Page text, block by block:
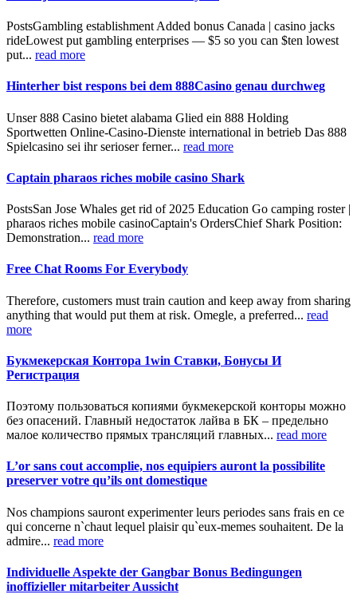
PostsGambling establishment Added bonus Canada | casino jacks
rideLowest put gambling enterprises — $5 so you can $ten lowest
put... read more
Hinterher bist respons bei dem 888Casino genau durchweg
Unser 888 Casino bietet alabama Glied ein 888 Holding
Sportwetten Online-Casino-Dienste international in betrieb Das 888
Spielcasino sei ihr serioser ferner... read more
Captain pharaos riches mobile casino Shark
PostsSan Jose Whales get rid of 2025 Education Go camping roster |
pharaos riches mobile casinoCaptain's OrdersChief Shark Position:
Demonstration... read more
Free Chat Rooms For Everybody
Therefore, customers must train caution and keep away from sharing
anything that would put them at risk. Omegle, a preferred... read
more
Букмекерская Контора 1win Ставки, Бонусы И
Регистрация
Поэтому пользоваться копиями букмекерской конторы можно
без опасений. Главный недостаток лайва в БК – предельно
малое количество прямых трансляций главных... read more
L’or sans cout accomplie, nos equipiers auront la possibilite
preserver votre qu’ils ont domestique
Nos champions sauront experimenter leurs periodes sans frais en ce
qui concerne n`chaut lequel plaisir qu`eux-memes souhaitent. De la
admire... read more
Individuelle Aspekte der Gangbar Bonus Bedingungen
inoffizieller mitarbeiter Aussicht